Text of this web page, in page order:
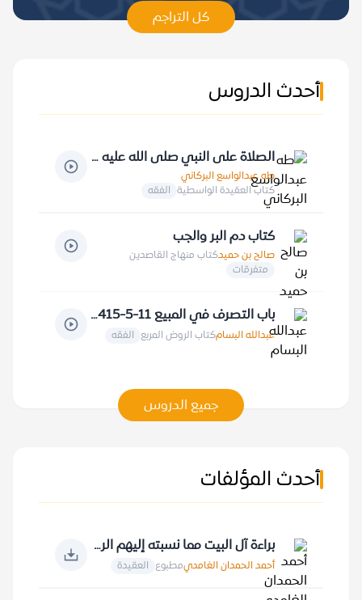
كل التراجم
أحدث الدروس
الصلاة على النبي صلى الله عليه وسلم 12-10-1413 هـ
طه عبدالواسع البركاني
كتاب العقيدة الواسطية الفقه
كتاب دم البر والجب
صالح بن حميدكتاب منهاج القاصدين
متفرقات
باب التصرف في المبيع 11-5-1415 هـ
عبدالله البسامكتاب الروض المربع الفقه
جميع الدروس
أحدث المؤلفات
براءة آل البيت مما نسبته إليهم الروايات
أحمد الحمدان الغامديمطبوع العقيدة